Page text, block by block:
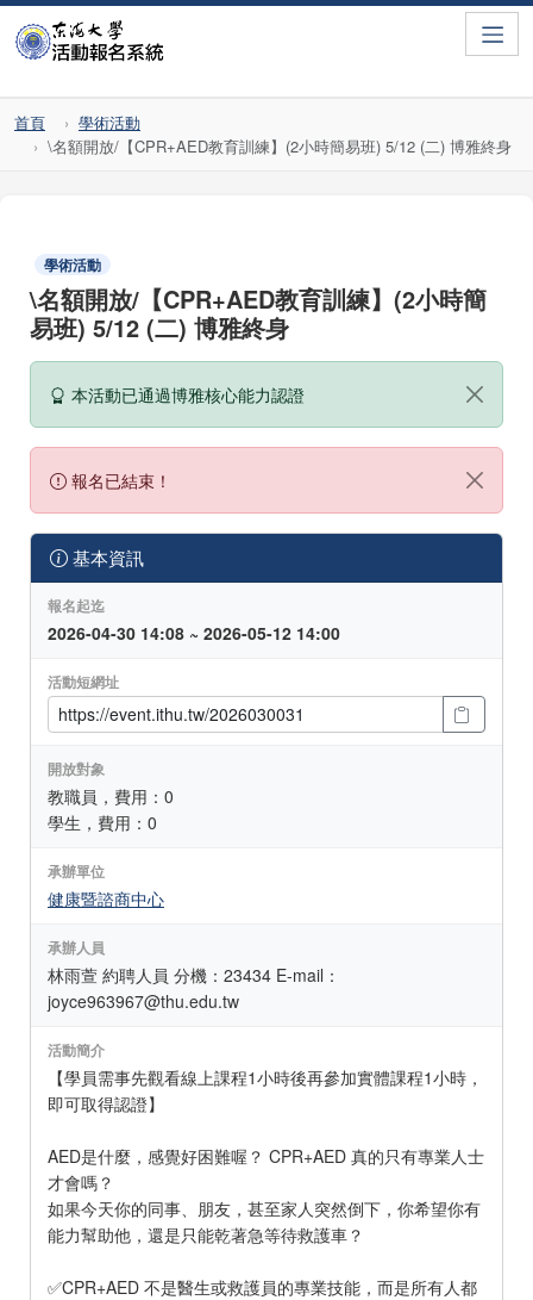
首頁
學術活動
\名額開放/【CPR+AED教育訓練】(2小時簡易班) 5/12 (二) 博雅終身
學術活動
\名額開放/【CPR+AED教育訓練】(2小時簡
易班) 5/12 (二) 博雅終身
本活動已通過博雅核心能力認證
報名已結束！
基本資訊
報名起迄
2026-04-30 14:08 ~ 2026-05-12 14:00
活動短網址
開放對象
教職員，費用：0
學生，費用：0
承辦單位
健康暨諮商中心
承辦人員
林雨萱 約聘人員 分機：23434 E-mail：
joyce963967@thu.edu.tw
活動簡介
【學員需事先觀看線上課程1小時後再參加實體課程1小時，
即可取得認證】
AED是什麼，感覺好困難喔？ CPR+AED 真的只有專業人士
才會嗎？
如果今天你的同事、朋友，甚至家人突然倒下，你希望你有
能力幫助他，還是只能乾著急等待救護車？
✅CPR+AED 不是醫生或救護員的專業技能，而是所有人都